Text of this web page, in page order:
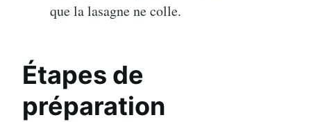
que la lasagne ne colle.
Étapes de
préparation